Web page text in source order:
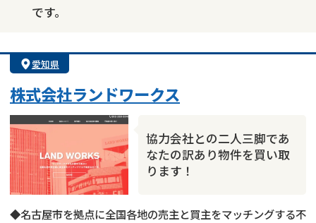
です。
愛知県
株式会社ランドワークス
協力会社との二人三脚であ
なたの訳あり物件を買い取
ります！
◆名古屋市を拠点に全国各地の売主と買主をマッチングする不